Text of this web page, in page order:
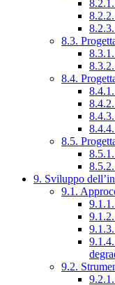
8.3.
8.4.
8.5.
9. Sviluppo
9.1.
9.2.